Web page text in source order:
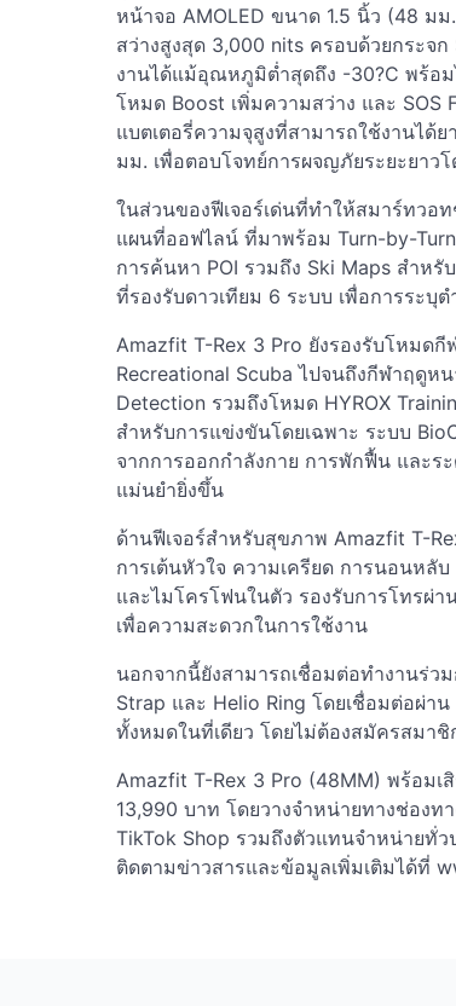
หน้าจอ AMOLED ขนาด 1.5 นิ้ว (48 ม
สว่างสูงสุด 3,000 nits ครอบด้วยกระจ
งานได้แม้อุณหภูมิต่ำสุดถึง -30?C พร้อ
โหมด Boost เพิ่มความสว่าง และ
แบตเตอรี่ความจุสูงที่สามารถใช้งานได้
มม. เพื่อตอบโจทย์การผจญภัยระยะยาว
ในส่วนของฟีเจอร์เด่นที่ทำให้สมาร์ทวอ
แผนที่ออฟไลน์ ที่มาพร้อม Turn-by-
การค้นหา POI รวมถึง Ski Maps สำห
ที่รองรับดาวเทียม 6 ระบบ เพื่อการระ
Amazfit T-Rex 3 Pro ยังรองรับโหมด
Recreational Scuba ไปจนถึงกีฬาฤดูห
Detection รวมถึงโหมด HYROX
สำหรับการแข่งขันโดยเฉพาะ ระบบ
จากการออกกำลังกาย การพักฟื้น และร
แม่นยำยิ่งขึ้น
ด้านฟีเจอร์สำหรับสุขภาพ Amazfit T-
การเต้นหัวใจ ความเครียด การนอนหลั
และไมโครโฟนในตัว รองรับการโทรผ่า
เพื่อความสะดวกในการใช้งาน
นอกจากนี้ยังสามารถเชื่อมต่อทำงานร่ว
Strap และ Helio Ring โดยเชื่อมต่อผ่า
ทั้งหมดในที่เดียว โดยไม่ต้องสมัครสมา
Amazfit T-Rex 3 Pro (48MM) พร้อมเ
13,990 บาท โดยวางจำหน่ายทางช่อง
TikTok Shop รวมถึงตัวแทนจำหน่ายทั่
ติดตามข่าวสารและข้อมูลเพิ่มเติมได้ที่